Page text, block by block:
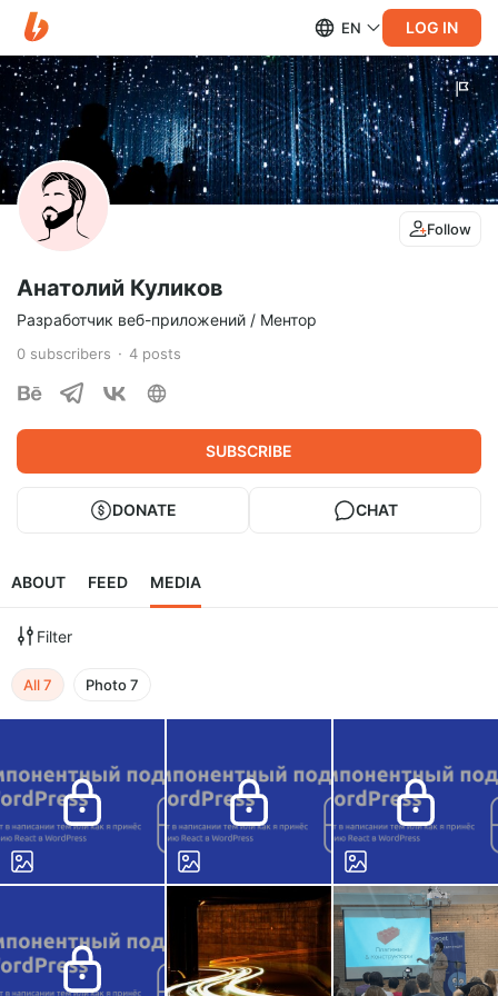
EN LOG IN
Follow
Анатолий Куликов
Разработчик веб-приложений / Ментор
0 subscribers 4 posts
SUBSCRIBE
DONATE CHAT
ABOUT FEED MEDIA
Filter
All7 Photo7